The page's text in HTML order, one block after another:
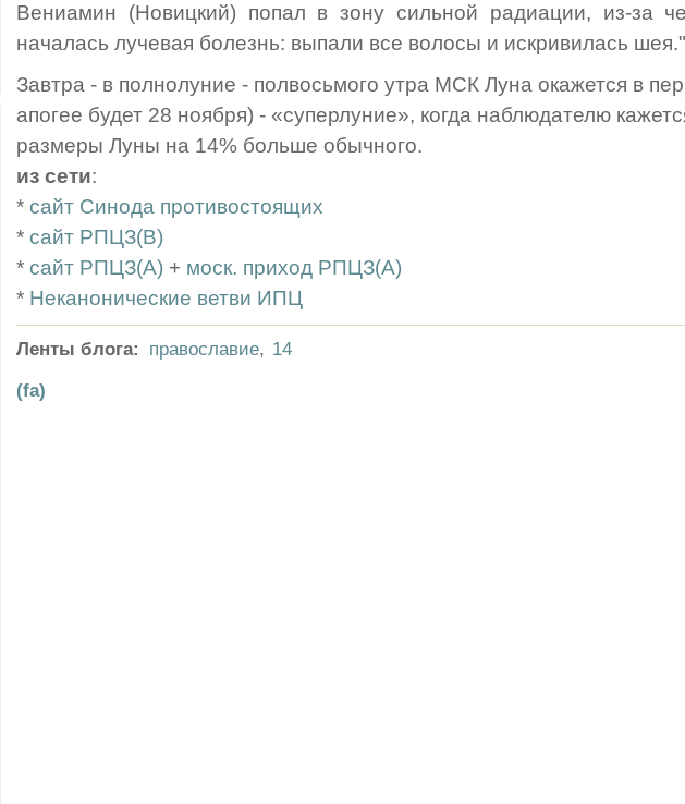
Вениамин (Новицкий) попал в зону сильной радиации, из-за
началась лучевая болезнь: выпали все волосы и искривилась шея."
Завтра - в полнолуние - полвосьмого утра МСК Луна окажется в
апогее будет 28 ноября) - «суперлуние», когда наблюдателю
размеры Луны на 14% больше обычного.
из сети:
* сайт Синода противостоящих
* сайт РПЦЗ(В)
* сайт РПЦЗ(А) + моск. приход РПЦЗ(А)
* Неканонические ветви ИПЦ
Ленты блога: православие, 14
(fa)